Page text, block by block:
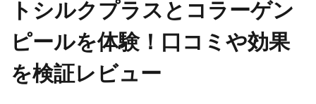
トシルクプラスとコラーゲン
ピールを体験！口コミや効果
を検証レビュー